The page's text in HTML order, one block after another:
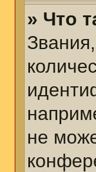
» Что
не